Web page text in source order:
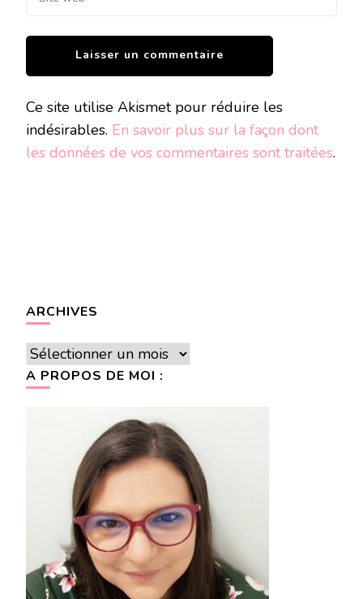
Ce site utilise Akismet pour réduire les
indésirables. En savoir plus sur la façon dont
les données de vos commentaires sont traitées.
ARCHIVES
Archives
A PROPOS DE MOI :